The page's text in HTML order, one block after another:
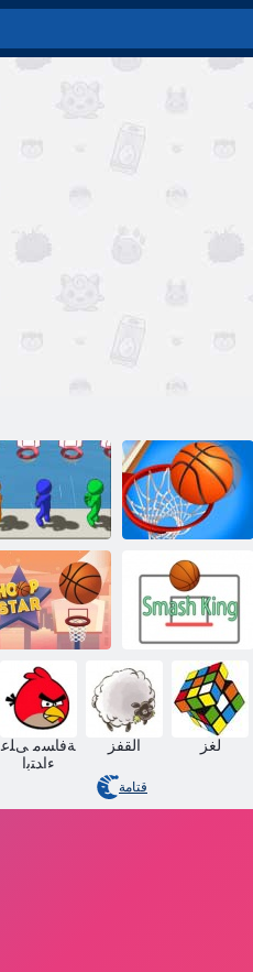
.ﺔﻠﺳ ﺔﻴﻋﻮﺘﻟﺍﻭ
ﻡﻼ ﻋﻹ ﺍ
ﺔﻳﺎﻣﺮﻠﻟ ﺔﻠﺴﻟﺍ
ﺓﺮﻛ ﻡﻮﺠﻧ
ﺯﺭﺎﺘﺳ ﺏﻮﻫ ﻚﻠﻤﻟﺍ ﺵﺎﻤﺳ
ﺔﻓﺎﺴﻣ ﻰﻠﻋ
ءﺍﺪﺘﺑﺍ
القفز لغز
قتامة